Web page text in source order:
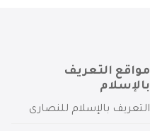
مواقع التعريف
بالإسلام
التعريف بالإسلام للنصارى